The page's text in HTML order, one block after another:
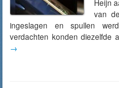
Heijn
van
ingeslagen en spullen
verdachten konden diezelfde
→